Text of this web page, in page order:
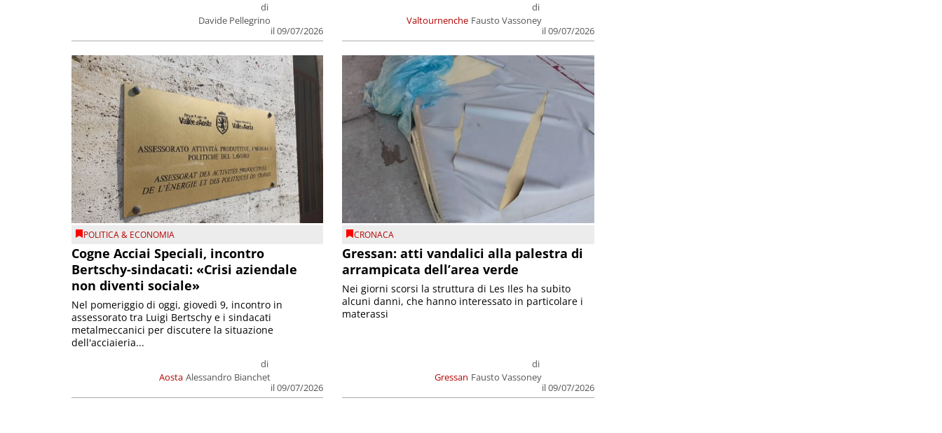
di
Davide Pellegrino
il 09/07/2026
Valtournenche
di
Fausto Vassoney
il 09/07/2026
POLITICA & ECONOMIA
Cogne Acciai Speciali, incontro
Bertschy-sindacati: «Crisi aziendale
non diventi sociale»
Aosta
di
Alessandro Bianchet
il 09/07/2026
Nel pomeriggio di oggi, giovedì 9, incontro in
assessorato tra Luigi Bertschy e i sindacati
metalmeccanici per discutere la situazione
dell'acciaieria...
CRONACA
Gressan: atti vandalici alla palestra di
arrampicata dell’area verde
Gressan
di
Fausto Vassoney
il 09/07/2026
Nei giorni scorsi la struttura di Les Iles ha subito
alcuni danni, che hanno interessato in particolare i
materassi